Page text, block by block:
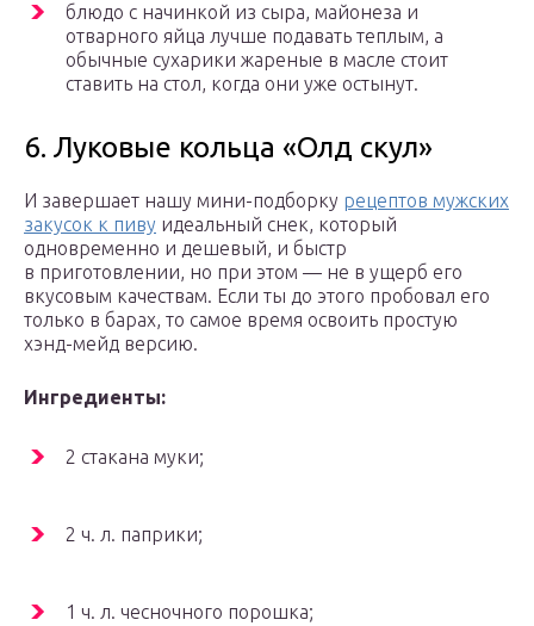
блюдо с начинкой из сыра, майонеза и
отварного яйца лучше подавать теплым, а
обычные сухарики жареные в масле стоит
ставить на стол, когда они уже остынут.
6. Луковые кольца «Олд скул»
И завершает нашу мини-подборку рецептов мужских
закусок к пиву идеальный снек, который
одновременно и дешевый, и быстр
в приготовлении, но при этом — не в ущерб его
вкусовым качествам. Если ты до этого пробовал его
только в барах, то самое время освоить простую
хэнд-мейд версию.
Ингредиенты:
2 стакана муки;
2 ч. л. паприки;
1 ч. л. чесночного порошка;